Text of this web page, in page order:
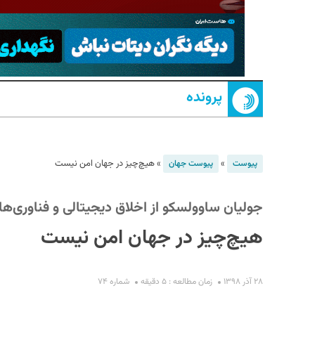
پرونده
پیوست » پیوست جهان »هیچ‌چیز در جهان امن نیست
جولیان ساوولسکو از اخلاق دیجیتالی و
هیچ‌چیز در جهان امن نیست
۲۸ آذر ۱۳۹۸ زمان مطالعه : ۵ دقیقه شماره ۷۴